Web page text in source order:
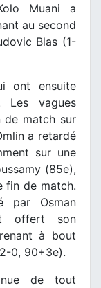
Muani a
au second
Blas (1-
ont ensuite
Les vagues
de match sur
a retardé
sur une
(85e),
fin de match.
par Osman
offert son
à bout
0, 90+3e).
de tout